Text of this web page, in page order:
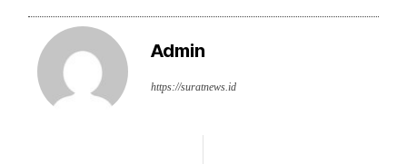
Admin
https://suratnews.id